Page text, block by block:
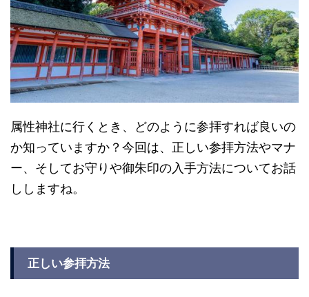
属性神社に行くとき、どのように参拝すれば良いの
か知っていますか？今回は、正しい参拝方法やマナ
ー、そしてお守りや御朱印の入手方法についてお話
ししますね。
正しい参拝方法